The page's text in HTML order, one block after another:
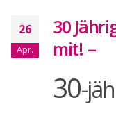
26
Apr.
30
mit! –
30-